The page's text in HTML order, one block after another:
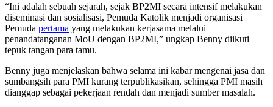
“Ini adalah sebuah sejarah, sejak BP2MI secara intensif melakukan
diseminasi dan sosialisasi, Pemuda Katolik menjadi organisasi
Pemuda pertama yang melakukan kerjasama melalui
penandatanganan MoU dengan BP2MI,” ungkap Benny diikuti
tepuk tangan para tamu.
Benny juga menjelaskan bahwa selama ini kabar mengenai jasa dan
sumbangsih para PMI kurang terpublikasikan, sehingga PMI masih
dianggap sebagai pekerjaan rendah dan menjadi sumber masalah.